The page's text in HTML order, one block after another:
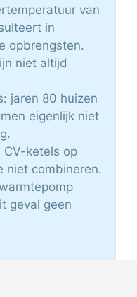
van
in
opbrengsten.
niet altijd
jaren 80 huizen
eigenlijk niet
CV-ketels op
niet combineren.
geval geen